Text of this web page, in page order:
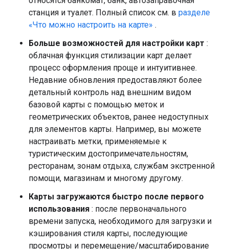
станция и туалет. Полный список см. в разделе
«Что можно настроить на карте» .
Больше возможностей для настройки карт :
облачная функция стилизации карт делает
процесс оформления проще и интуитивнее.
Недавние обновления предоставляют более
детальный контроль над внешним видом
базовой карты с помощью меток и
геометрических объектов, ранее недоступных
для элементов карты. Например, вы можете
настраивать метки, применяемые к
туристическим достопримечательностям,
ресторанам, зонам отдыха, службам экстренной
помощи, магазинам и многому другому.
Карты загружаются быстро после первого
использования : после первоначального
времени запуска, необходимого для загрузки и
кэширования стиля карты, последующие
просмотры и перемещение/масштабирование